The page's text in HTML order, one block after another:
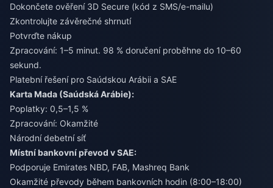
Dokončete ověření 3D Secure (kód z SMS/e-mailu)
Zkontrolujte závěrečné shrnutí
Potvrďte nákup
Zpracování: 1–5 minut. 98 % doručení proběhne do 10–60
sekund.
Platební řešení pro Saúdskou Arábii a SAE
Karta Mada (Saúdská Arábie):
Poplatky: 0,5–1,5 %
Zpracování: Okamžité
Národní debetní síť
Místní bankovní převod v SAE:
Podporuje Emirates NBD, FAB, Mashreq Bank
Okamžité převody během bankovních hodin (8:00–18:00)